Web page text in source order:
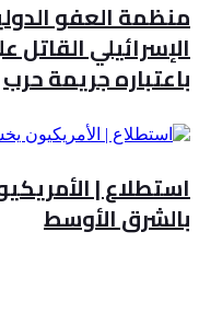
منظمة العفو
الإسرائيلي
باعتباره جريمة حرب
استطلاع |
بالشرق الأوسط